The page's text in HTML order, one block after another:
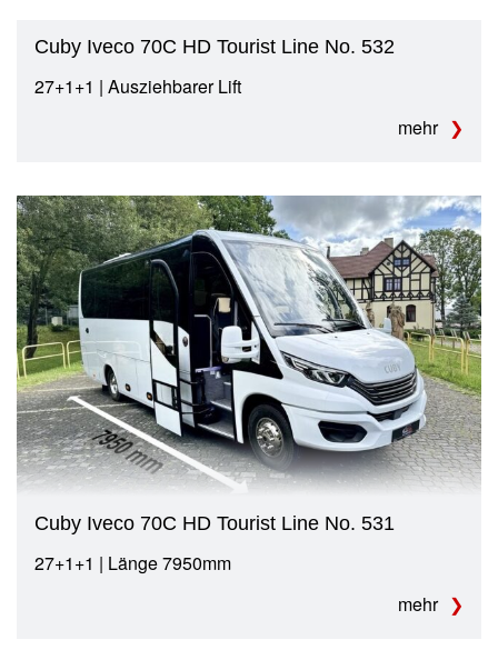
Cuby Iveco 70C HD Tourist Line No. 532
27+1+1 | Ausziehbarer Lift
mehr
Cuby Iveco 70C HD Tourist Line No. 531
27+1+1 | Länge 7950mm
mehr